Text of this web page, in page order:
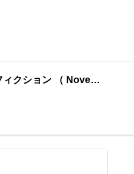
フィクション （ Novel ） あいうえお順